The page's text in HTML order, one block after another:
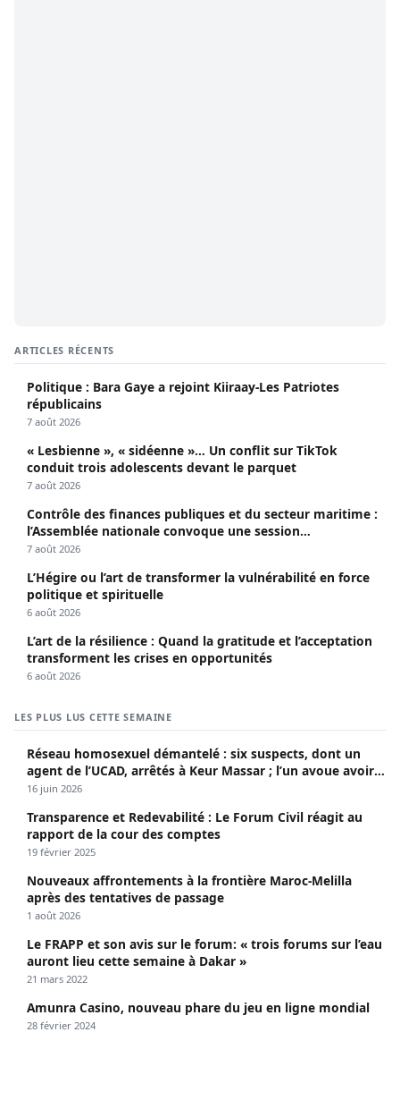
ARTICLES RÉCENTS
Politique : Bara Gaye a rejoint Kiiraay-Les Patriotes
républicains
7 août 2026
« Lesbienne », « sidéenne »… Un conflit sur TikTok
conduit trois adolescents devant le parquet
7 août 2026
Contrôle des finances publiques et du secteur maritime :
l’Assemblée nationale convoque une session
extraordinaire
7 août 2026
L’Hégire ou l’art de transformer la vulnérabilité en force
politique et spirituelle
6 août 2026
L’art de la résilience : Quand la gratitude et l’acceptation
transforment les crises en opportunités
6 août 2026
LES PLUS LUS CETTE SEMAINE
Réseau homosexuel démantelé : six suspects, dont un
agent de l’UCAD, arrêtés à Keur Massar ; l’un avoue avoir
propagé le VIH depuis 2018
16 juin 2026
Transparence et Redevabilité : Le Forum Civil réagit au
rapport de la cour des comptes
19 février 2025
Nouveaux affrontements à la frontière Maroc-Melilla
après des tentatives de passage
1 août 2026
Le FRAPP et son avis sur le forum: « trois forums sur l’eau
auront lieu cette semaine à Dakar »
21 mars 2022
Amunra Casino, nouveau phare du jeu en ligne mondial
28 février 2024